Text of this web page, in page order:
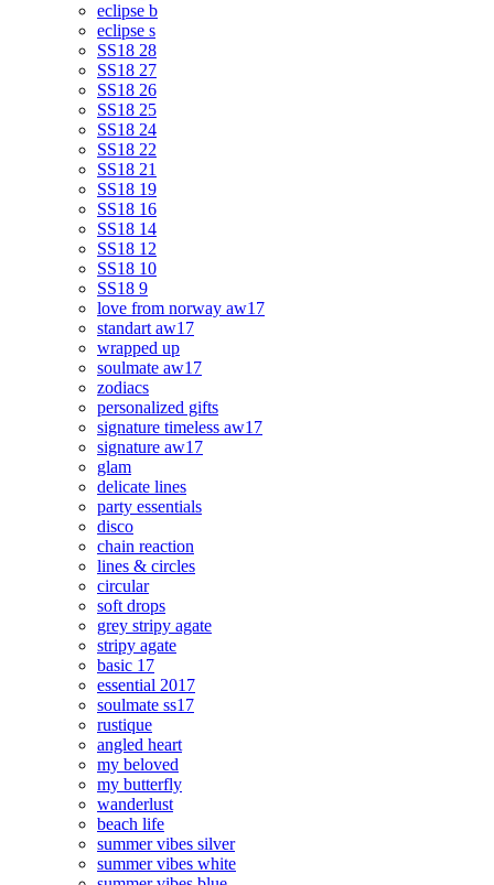
eclipse b
eclipse s
SS18 28
SS18 27
SS18 26
SS18 25
SS18 24
SS18 22
SS18 21
SS18 19
SS18 16
SS18 14
SS18 12
SS18 10
SS18 9
love from norway aw17
standart aw17
wrapped up
soulmate aw17
zodiacs
personalized gifts
signature timeless aw17
signature aw17
glam
delicate lines
party essentials
disco
chain reaction
lines & circles
circular
soft drops
grey stripy agate
stripy agate
basic 17
essential 2017
soulmate ss17
rustique
angled heart
my beloved
my butterfly
wanderlust
beach life
summer vibes silver
summer vibes white